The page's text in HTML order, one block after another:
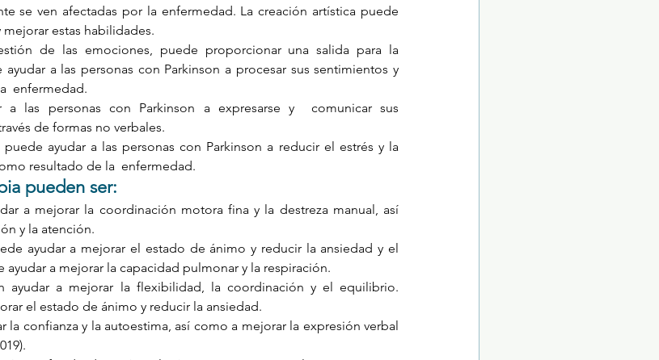
se ven afectadas por la enfermedad. La creación artística puede
estas habilidades.
de las emociones, puede proporcionar una salida para la
a las personas con Parkinson a procesar sus sentimientos y
enfermedad.
a las personas con Parkinson a expresarse y  comunicar sus
de formas no verbales.
ayudar a las personas con Parkinson a reducir el estrés y la
resultado de la  enfermedad.
pueden ser:
a mejorar la coordinación motora fina y la destreza manual, así
y la atención.
ayudar a mejorar el estado de ánimo y reducir la ansiedad y el
a mejorar la capacidad pulmonar y la respiración.
ayudar a mejorar la flexibilidad, la coordinación y el equilibrio.
el estado de ánimo y reducir la ansiedad.
la confianza y la autoestima, así como a mejorar la expresión verbal